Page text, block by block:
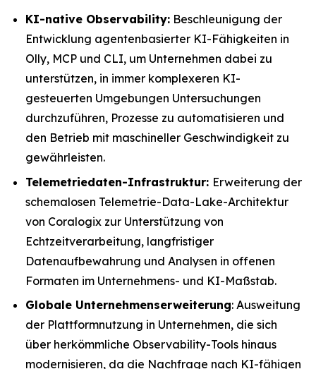
KI-native Observability: Beschleunigung der
Entwicklung agentenbasierter KI-Fähigkeiten in
Olly, MCP und CLI, um Unternehmen dabei zu
unterstützen, in immer komplexeren KI-
gesteuerten Umgebungen Untersuchungen
durchzuführen, Prozesse zu automatisieren und
den Betrieb mit maschineller Geschwindigkeit zu
gewährleisten.
Telemetriedaten-Infrastruktur: Erweiterung der
schemalosen Telemetrie-Data-Lake-Architektur
von Coralogix zur Unterstützung von
Echtzeitverarbeitung, langfristiger
Datenaufbewahrung und Analysen in offenen
Formaten im Unternehmens- und KI-Maßstab.
Globale Unternehmenserweiterung: Ausweitung
der Plattformnutzung in Unternehmen, die sich
über herkömmliche Observability-Tools hinaus
modernisieren, da die Nachfrage nach KI-fähigen